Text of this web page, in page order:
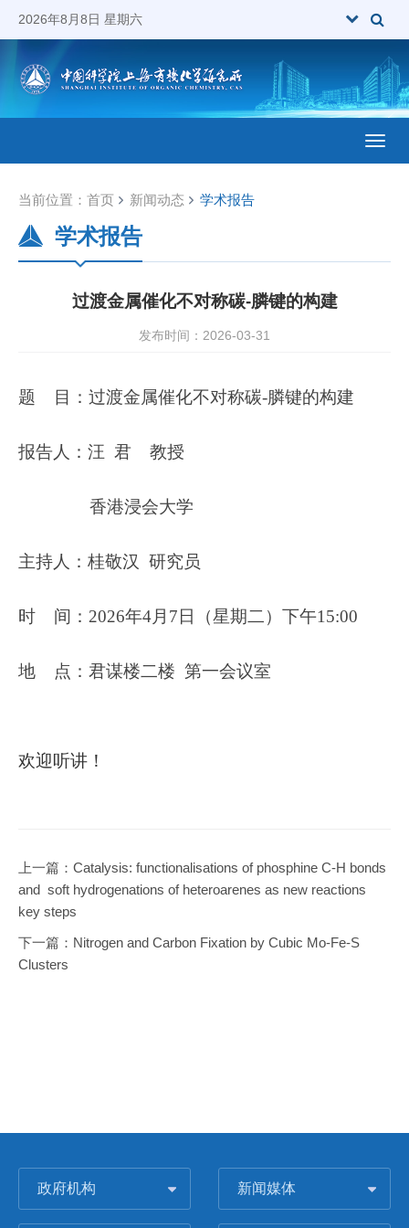
2026年8月8日 星期六
当前位置： 首页 新闻动态 学术报告
学术报告
过渡金属催化不对称碳-膦键的构建
发布时间：2026-03-31
题 目：过渡金属催化不对称碳-膦键的构建
报告人：汪 君 教授
香港浸会大学
主持人：桂敬汉 研究员
时 间：2026年4月7日（星期二）下午15:00
地 点：君谋楼二楼 第一会议室
欢迎听讲！
上一篇： Catalysis: functionalisations of phosphine C-H bonds
and soft hydrogenations of heteroarenes as new reactions
key steps
下一篇： Nitrogen and Carbon Fixation by Cubic Mo-Fe-S
Clusters
政府机构 新闻媒体